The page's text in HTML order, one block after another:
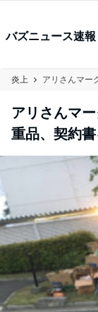
バズニュース速報
炎上
アリさんマ
重品、契約